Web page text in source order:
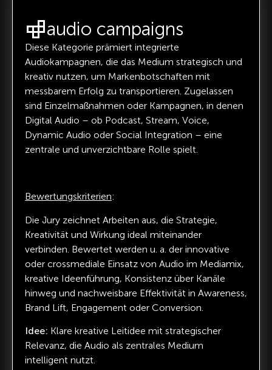
audio campaigns
Diese Kategorie prämiert integrierte
Audiokampagnen, die das Medium strategisch und
kreativ nutzen, um Markenbotschaften mit
messbarem Erfolg zu transportieren. Zugelassen
sind Einzelmaßnahmen oder Kampagnen, in denen
Digital Audio – ob Podcast, Stream, Voice,
Dynamic Audio oder Social Integration – eine
zentrale und unverzichtbare Rolle spielt.
Bewertungskriterien:
Die Jury zeichnet Arbeiten aus, die Strategie,
Kreativität und Wirkung ideal miteinander
verbinden. Bewertet werden u. a. der innovative
oder crossmediale Einsatz von Audio im Mediamix,
kreative Ideenführung, Konsistenz über Kanäle
hinweg und nachweisbare Effektivität in Awareness,
Brand Lift, Engagement oder Conversion.
Idee: Klare kreative Leitidee mit strategischer
Relevanz, die Audio als zentrales Medium
intelligent nutzt.